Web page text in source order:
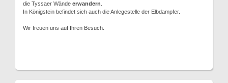
die Tyssaer Wände erwandern
In Königstein befindet sich auch die Anlegestelle der Elbdampfer.
Wir freuen uns auf Ihren Besuch.